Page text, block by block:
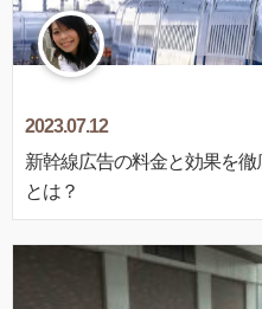
2023.07.12
新幹線広告の料金と効果を
とは？